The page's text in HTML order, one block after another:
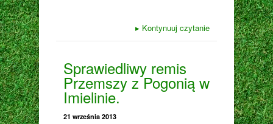
▸ Kontynuuj czytanie
Sprawiedliwy remis
Przemszy z Pogonią w
Imielinie.
21 września 2013